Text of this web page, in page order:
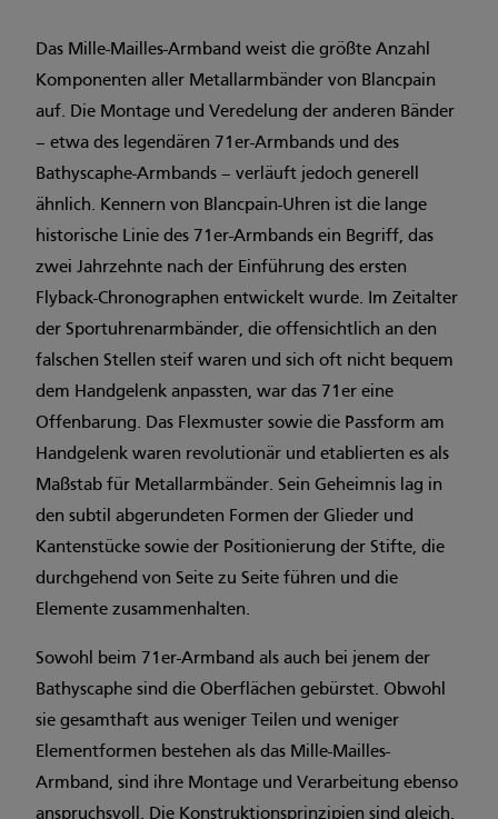
Das Mille-Mailles-Armband weist die größte Anzahl
Komponenten aller Metallarmbänder von Blancpain
auf. Die Montage und Veredelung der anderen Bänder
– etwa des legendären 71er-Armbands und des
Bathyscaphe-Armbands – verläuft jedoch generell
ähnlich. Kennern von Blancpain-Uhren ist die lange
historische Linie des 71er-Armbands ein Begriff, das
zwei Jahrzehnte nach der Einführung des ersten
Flyback-Chronographen entwickelt wurde. Im Zeitalter
der Sportuhrenarmbänder, die offensichtlich an den
falschen Stellen steif waren und sich oft nicht bequem
dem Handgelenk anpassten, war das 71er eine
Offenbarung. Das Flexmuster sowie die Passform am
Handgelenk waren revolutionär und etablierten es als
Maßstab für Metallarmbänder. Sein Geheimnis lag in
den subtil abgerundeten Formen der Glieder und
Kantenstücke sowie der Positionierung der Stifte, die
durchgehend von Seite zu Seite führen und die
Elemente zusammenhalten.
Sowohl beim 71er-Armband als auch bei jenem der
Bathyscaphe sind die Oberflächen gebürstet. Obwohl
sie gesamthaft aus weniger Teilen und weniger
Elementformen bestehen als das Mille-Mailles-
Armband, sind ihre Montage und Verarbeitung ebenso
anspruchsvoll. Die Konstruktionsprinzipien sind gleich.